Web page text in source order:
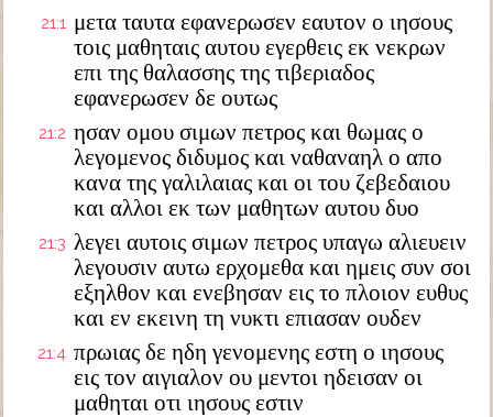
21:1 μετα ταυτα εφανερωσεν εαυτον ο ιησους
τοις μαθηταις αυτου εγερθεις εκ νεκρων
επι της θαλασσης της τιβεριαδος
εφανερωσεν δε ουτως
21:2 ησαν ομου σιμων πετρος και θωμας ο
λεγομενος διδυμος και ναθαναηλ ο απο
κανα της γαλιλαιας και οι του ζεβεδαιου
και αλλοι εκ των μαθητων αυτου δυο
21:3 λεγει αυτοις σιμων πετρος υπαγω αλιευειν
λεγουσιν αυτω ερχομεθα και ημεις συν σοι
εξηλθον και ενεβησαν εις το πλοιον ευθυς
και εν εκεινη τη νυκτι επιασαν ουδεν
21:4 πρωιας δε ηδη γενομενης εστη ο ιησους
εις τον αιγιαλον ου μεντοι ηδεισαν οι
μαθηται οτι ιησους εστιν